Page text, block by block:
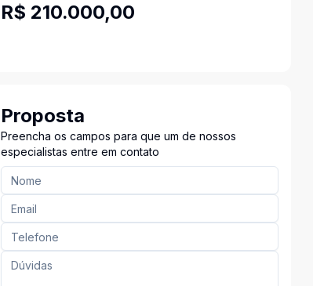
R$ 210.000,00
Proposta
Preencha os campos para que um de nossos
especialistas entre em contato